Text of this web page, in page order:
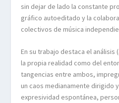
sin dejar de lado la constante
gráfico autoeditado y la
colectivos de música
En su trabajo destaca el
la propia realidad como del
tangencias entre ambos,
un caos medianamente dirigido
expresividad espontánea,